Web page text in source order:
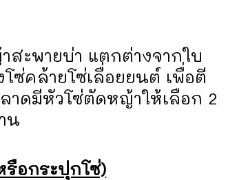
ะพายบ่า แตกต่างจากใบ
ซ่คล้ายโซ่เลื่อยยนต์ เพื่อตี
ดมีหัวโซ่ตัดหญ้าให้เลือก 2
น
อกระปุกโซ่)